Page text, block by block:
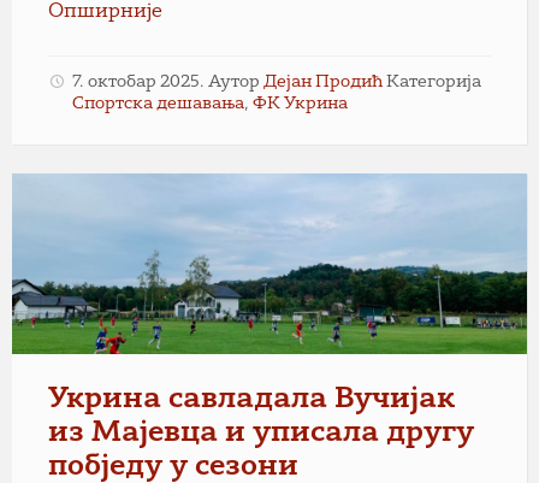
Опширније
7. октобар 2025. Аутор Дејан Продић Категорија
Спортска дешавања, ФК Укрина
Укрина савладала Вучијак
из Мајевца и уписала другу
побједу у сезони